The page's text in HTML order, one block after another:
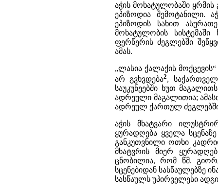
აჭის მოხატულობაში
ეპიზოდია შემოტანილი.
ეპიზოდის სახით
მოხატულობის
ფერწერის ძეგლებში
ამას.
„ლასია ქალაქის
არ გვხვდება2,
საუკუნეებში ხუთ
ადრეული მაგალითია;
ადრეულ ქართულ
აჭის მხატვარი
ყურადღება ყველა
განკუთვნილი ოთხი
მხატვრის მიერ
ცნობილია, რომ წმ.
სცენებიდან სასწაულებზე
სასწაულს უპირველესი